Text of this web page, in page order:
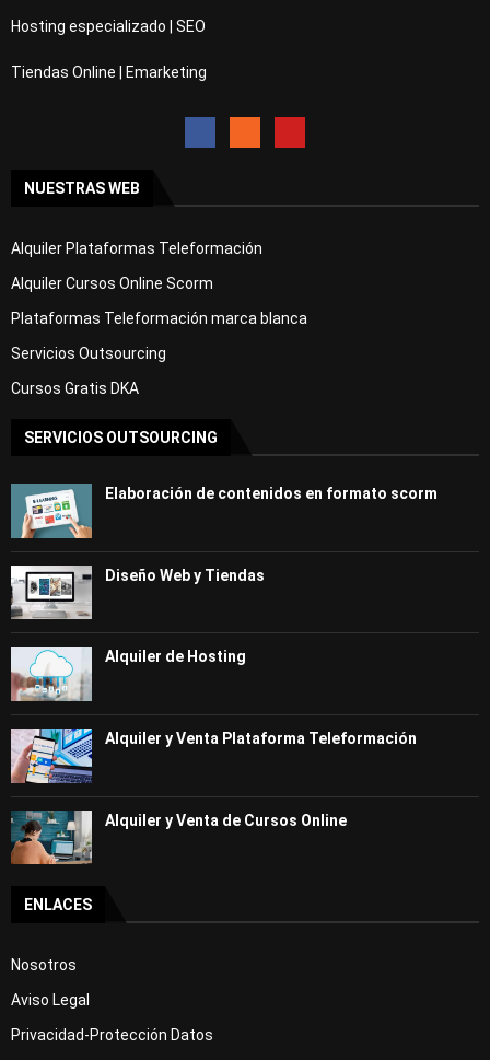
Hosting especializado | SEO
Tiendas Online | Emarketing
NUESTRAS WEB
Alquiler Plataformas Teleformación
Alquiler Cursos Online Scorm
Plataformas Teleformación marca blanca
Servicios Outsourcing
Cursos Gratis DKA
SERVICIOS OUTSOURCING
Elaboración de contenidos en formato scorm
Diseño Web y Tiendas
Alquiler de Hosting
Alquiler y Venta Plataforma Teleformación
Alquiler y Venta de Cursos Online
ENLACES
Nosotros
Aviso Legal
Privacidad-Protección Datos